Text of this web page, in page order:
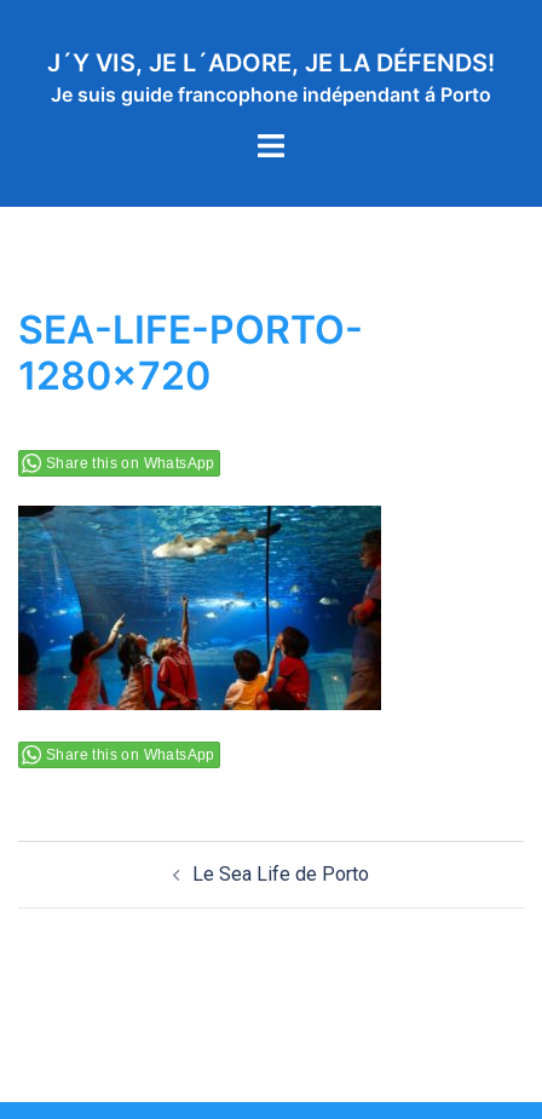
contenuJ´Y VIS, JE L´ADORE, JE LA DÉFENDS!
Je suis guide francophone indépendant á Porto
Ouvrir/fermer
SEA-LIFE-PORTO-
1280×720
Share this on WhatsApp
Share this on WhatsApp
Le Sea Life de Porto